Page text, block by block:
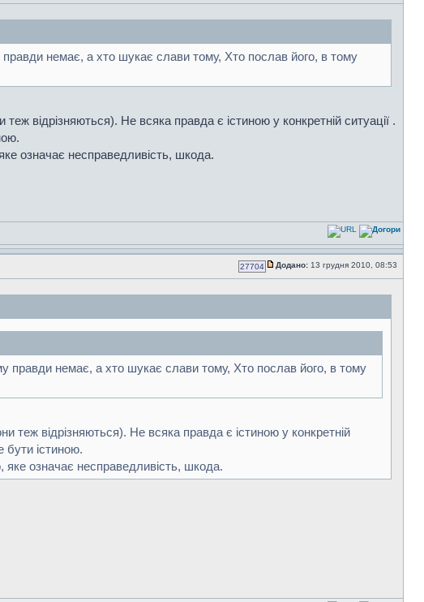
немає, а хто шукає слави тому, Хто послав його, в тому
відрізняються). Не всяка правда є істиною у конкретній ситуації .
означає несправедливість, шкода.
27704 Додано: 13 грудня 2010, 08:53
правди немає, а хто шукає слави тому, Хто послав його, в тому
теж відрізняються). Не всяка правда є істиною у конкретній
бути істиною.
означає несправедливість, шкода.